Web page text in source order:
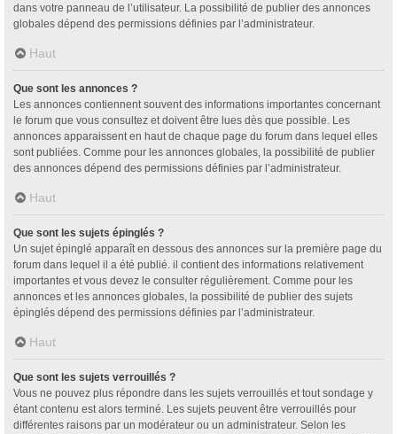
dans votre panneau de l’utilisateur. La possibilité de publier des annonces
globales dépend des permissions définies par l’administrateur.
Haut
Que sont les annonces ?
Les annonces contiennent souvent des informations importantes concernant
le forum que vous consultez et doivent être lues dès que possible. Les
annonces apparaissent en haut de chaque page du forum dans lequel elles
sont publiées. Comme pour les annonces globales, la possibilité de publier
des annonces dépend des permissions définies par l’administrateur.
Haut
Que sont les sujets épinglés ?
Un sujet épinglé apparaît en dessous des annonces sur la première page du
forum dans lequel il a été publié. il contient des informations relativement
importantes et vous devez le consulter régulièrement. Comme pour les
annonces et les annonces globales, la possibilité de publier des sujets
épinglés dépend des permissions définies par l’administrateur.
Haut
Que sont les sujets verrouillés ?
Vous ne pouvez plus répondre dans les sujets verrouillés et tout sondage y
étant contenu est alors terminé. Les sujets peuvent être verrouillés pour
différentes raisons par un modérateur ou un administrateur. Selon les